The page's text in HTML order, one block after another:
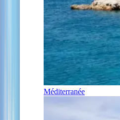
Méditerranée